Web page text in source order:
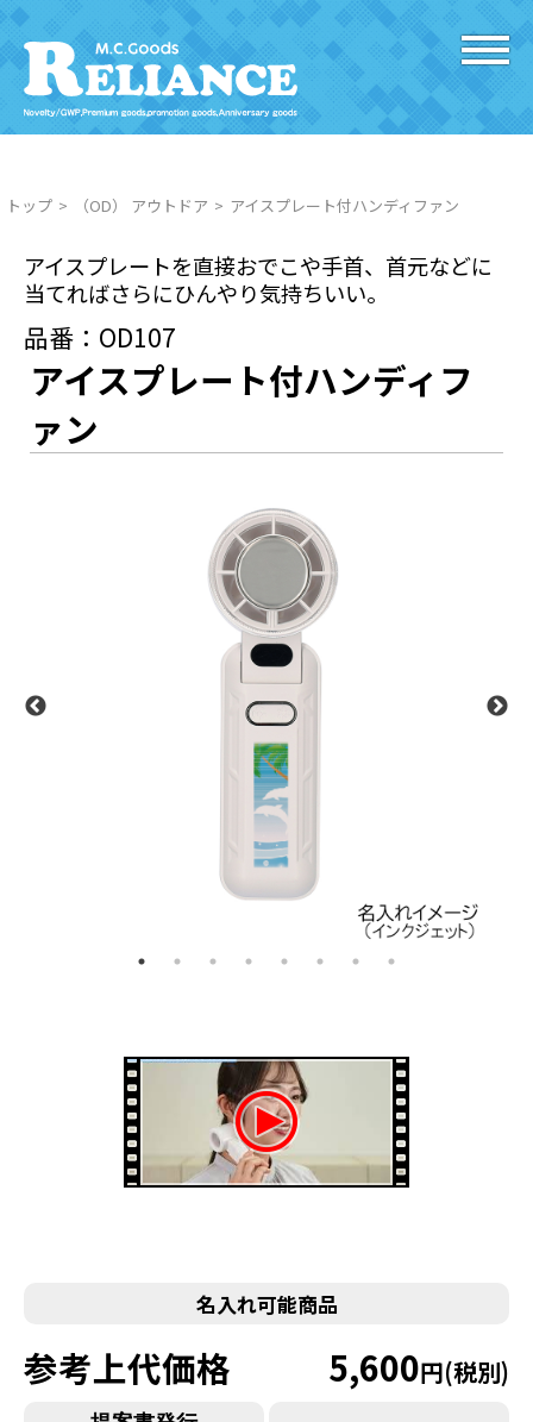
トップ （OD） アウトドア アイスプレート付ハンディファン
アイスプレートを直接おでこや手首、首元などに
当てればさらにひんやり気持ちいい。
品番：OD107
アイスプレート付ハンディフ
ァン
名入れ可能商品
参考上代価格 5,600円(税別)